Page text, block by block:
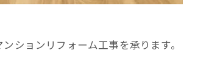
ションリフォーム工事を承ります。